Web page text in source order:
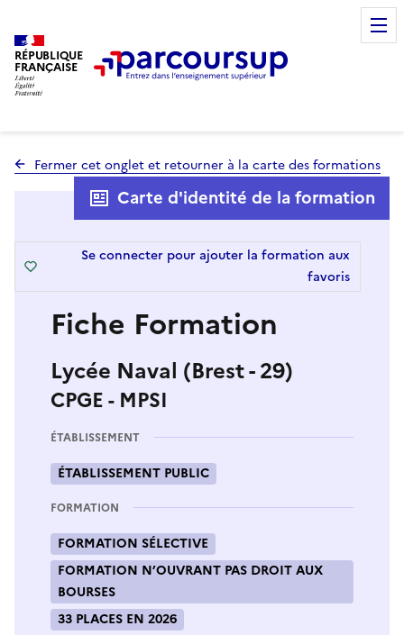
RÉPUBLIQUE
FRANÇAISE
Fermer cet onglet et retourner à la carte des formations
Fiche Formation
Lycée Naval (Brest - 29)
CPGE - MPSI
Carte d'identité de la formation
Se connecter pour ajouter la formation aux
favoris
ÉTABLISSEMENT
ÉTABLISSEMENT PUBLIC
FORMATION
FORMATION SÉLECTIVE
FORMATION N’OUVRANT PAS DROIT AUX
BOURSES
33 PLACES EN 2026